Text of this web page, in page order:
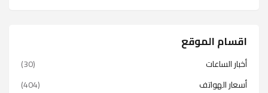
اقسام الموقع
أخبار الساعات
(30)
أسعار الهواتف
(404)